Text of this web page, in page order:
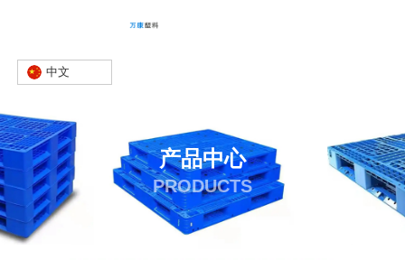
中文
产品中心
PRODUCTS